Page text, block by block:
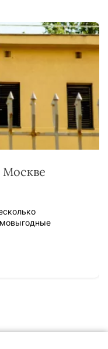
Москве